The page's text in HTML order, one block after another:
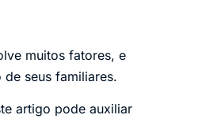
muitos fatores, e
seus familiares.
artigo pode auxiliar